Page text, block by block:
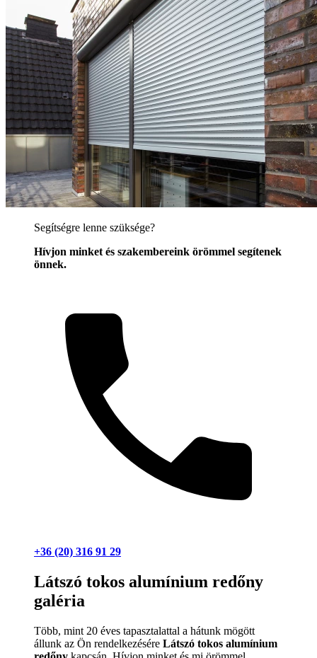
Segítségre lenne szüksége?
Hívjon minket és szakembereink örömmel segítenek
önnek.
+36 (20) 316 91 29
Látszó tokos alumínium redőny
galéria
Több, mint 20 éves tapasztalattal a hátunk mögött
állunk az Ön rendelkezésére Látszó tokos alumínium